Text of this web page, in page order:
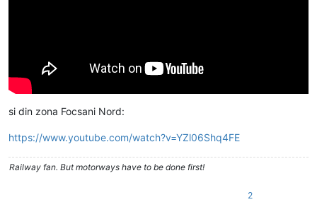
si din zona Focsani Nord:
https://www.youtube.com/watch?v=YZl06Shq4FE
Railway fan. But motorways have to be done first!
2